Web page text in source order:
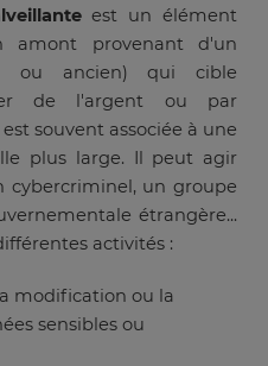
est un élément
amont provenant d'un
ou ancien) qui cible
de l'argent ou par
souvent associée à une
plus large. Il peut agir
cybercriminel, un groupe
étrangère...
activités :
modification ou la
sensibles ou